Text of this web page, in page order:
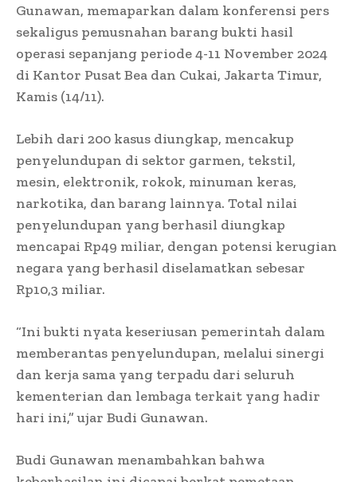
Gunawan, memaparkan dalam konferensi pers
sekaligus pemusnahan barang bukti hasil
operasi sepanjang periode 4-11 November 2024
di Kantor Pusat Bea dan Cukai, Jakarta Timur,
Kamis (14/11).
Lebih dari 200 kasus diungkap, mencakup
penyelundupan di sektor garmen, tekstil,
mesin, elektronik, rokok, minuman keras,
narkotika, dan barang lainnya. Total nilai
penyelundupan yang berhasil diungkap
mencapai Rp49 miliar, dengan potensi kerugian
negara yang berhasil diselamatkan sebesar
Rp10,3 miliar.
“Ini bukti nyata keseriusan pemerintah dalam
memberantas penyelundupan, melalui sinergi
dan kerja sama yang terpadu dari seluruh
kementerian dan lembaga terkait yang hadir
hari ini,” ujar Budi Gunawan.
Budi Gunawan menambahkan bahwa